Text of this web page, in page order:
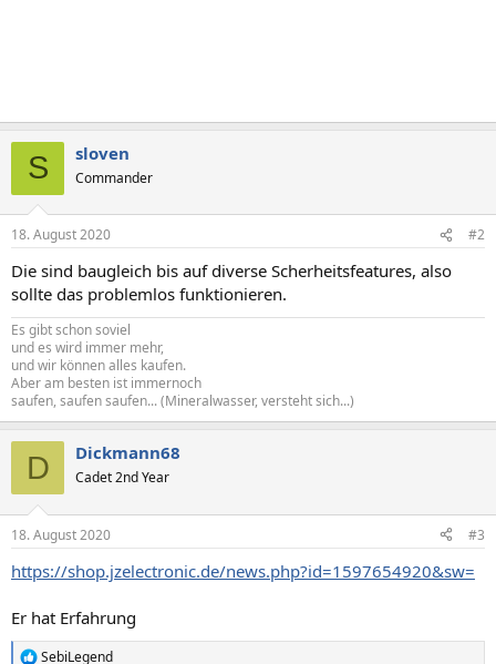
S sloven
Commander
18. August 2020 #2
Die sind baugleich bis auf diverse Scherheitsfeatures, also
sollte das problemlos funktionieren.
Es gibt schon soviel
und es wird immer mehr,
und wir können alles kaufen.
Aber am besten ist immernoch
saufen, saufen saufen... (Mineralwasser, versteht sich...)
D Dickmann68
Cadet 2nd Year
18. August 2020 #3
https://shop.jzelectronic.de/news.php?id=1597654920&sw=
Er hat Erfahrung
SebiLegend